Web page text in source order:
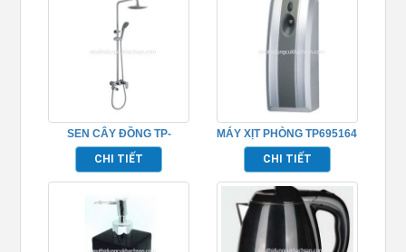
SEN CÂY ĐỒNG TP-
652006
CHI TIẾT
MÁY XỊT PHÒNG TP695164
CHI TIẾT